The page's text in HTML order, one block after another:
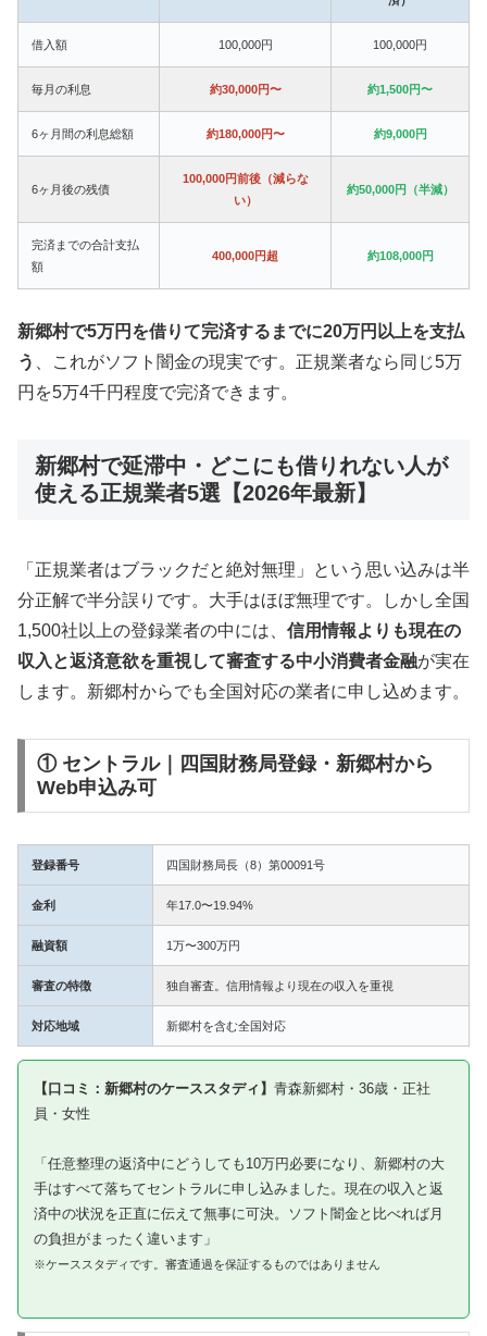
借入額 100,000円 100,000円
毎月の利息 約30,000円〜 約1,500円〜
6ヶ月間の利息総額 約180,000円〜 約9,000円
6ヶ月後の残債
100,000円前後（減らな
い）
約50,000円（半減）
完済までの合計支払
額
400,000円超 約108,000円
新郷村で5万円を借りて完済するまでに20万円以上を支払
う
、これがソフト闇金の現実です。正規業者なら同じ5万
円を5万4千円程度で完済できます。
新郷村で延滞中・どこにも借りれない人が
使える正規業者5選【2026年最新】
「正規業者はブラックだと絶対無理」という思い込みは半
分正解で半分誤りです。大手はほぼ無理です。しかし全国
1,500社以上の登録業者の中には、 信用情報よりも現在の
収入と返済意欲を重視して審査する中小消費者金融が実在
します。新郷村からでも全国対応の業者に申し込めます。
① セントラル｜四国財務局登録・新郷村から
Web申込み可
登録番号 四国財務局長（8）第00091号
金利 年17.0〜19.94%
融資額 1万〜300万円
審査の特徴 独自審査。信用情報より現在の収入を重視
対応地域 新郷村を含む全国対応
【口コミ：新郷村のケーススタディ】 青森新郷村・36歳・正社
員・女性
「任意整理の返済中にどうしても10万円必要になり、新郷村の大
手はすべて落ちてセントラルに申し込みました。現在の収入と返
済中の状況を正直に伝えて無事に可決。ソフト闇金と比べれば月
の負担がまったく違います」
※ケーススタディです。審査通過を保証するものではありません